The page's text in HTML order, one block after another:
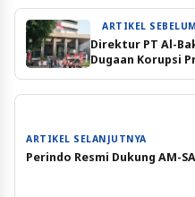
ARTIKEL
Direktur PT Al-
Dugaan Korupsi
ARTIKEL SELANJUTNYA
Perindo Resmi Dukung AM-